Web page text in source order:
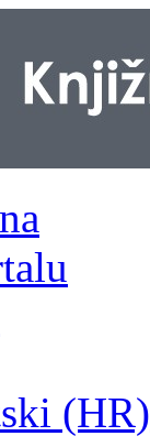
(HR)